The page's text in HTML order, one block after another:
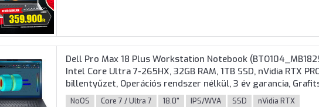
Dell Pro Max 18 Plus Workstation Notebook
Intel Core Ultra 7-265HX, 32GB RAM, 1TB SSD, nVidia RTX
billentyűzet, Operációs rendszer nélkül, 3 év garancia,
NoOS Core 7 / Ultra 7 18.0" IPS/WVA SSD nVidia RTX